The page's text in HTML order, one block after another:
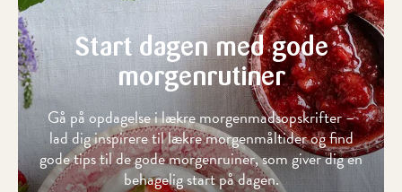
Start dagen med gode
morgenrutiner
Gå på opdagelse i lækre morgenmadsopskrifter –
lad dig inspirere til lækre morgenmåltider og find
gode tips til de gode morgenruiner, som giver dig en
behagelig start på dagen.